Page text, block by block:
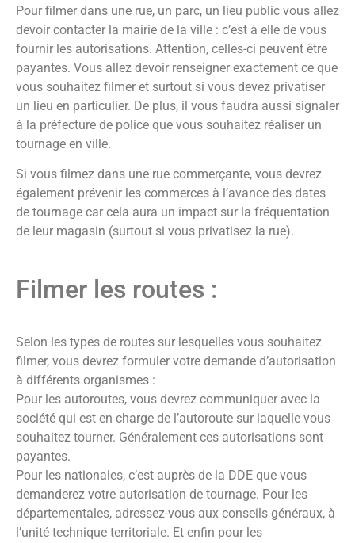
Pour filmer dans une rue, un parc, un lieu public vous allez
devoir contacter la mairie de la ville : c’est à elle de vous
fournir les autorisations. Attention, celles-ci peuvent être
payantes. Vous allez devoir renseigner exactement ce que
vous souhaitez filmer et surtout si vous devez privatiser
un lieu en particulier. De plus, il vous faudra aussi signaler
à la préfecture de police que vous souhaitez réaliser un
tournage en ville.
Si vous filmez dans une rue commerçante, vous devrez
également prévenir les commerces à l’avance des dates
de tournage car cela aura un impact sur la fréquentation
de leur magasin (surtout si vous privatisez la rue).
Filmer les routes :
Selon les types de routes sur lesquelles vous souhaitez
filmer, vous devrez formuler votre demande d’autorisation
à différents organismes :
Pour les autoroutes, vous devrez communiquer avec la
société qui est en charge de l’autoroute sur laquelle vous
souhaitez tourner. Généralement ces autorisations sont
payantes.
Pour les nationales, c’est auprès de la DDE que vous
demanderez votre autorisation de tournage. Pour les
départementales, adressez-vous aux conseils généraux, à
l’unité technique territoriale. Et enfin pour les